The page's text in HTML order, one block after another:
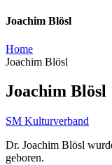
Joachim Blösl
Home
Joachim Blösl
Joachim Blösl
SM Kulturverband
Dr. Joachim Blösl
geboren.